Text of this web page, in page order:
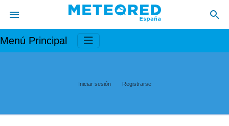
Menú Principal
Iniciar sesión Registrarse